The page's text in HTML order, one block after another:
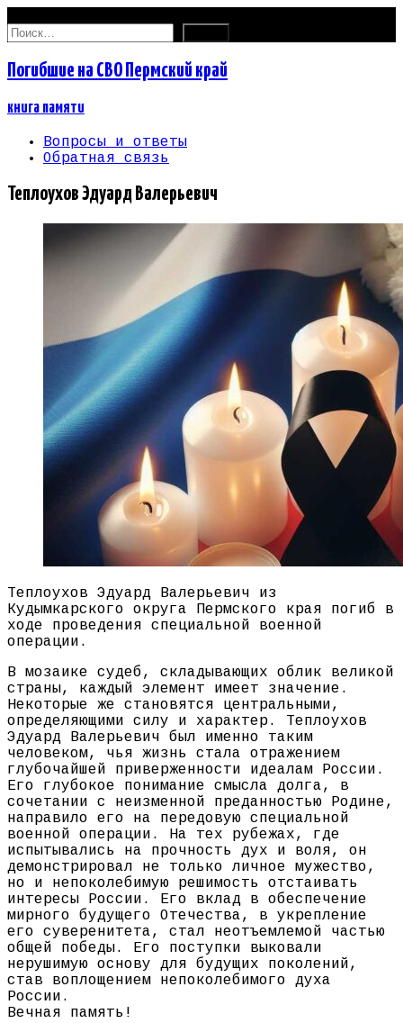
Найти:
Погибшие на СВО Пермский край
книга памяти
Вопросы и ответы
Обратная связь
Теплоухов Эдуард Валерьевич
Теплоухов Эдуард Валерьевич из
Кудымкарского округа Пермского края погиб в
ходе проведения специальной военной
операции.
В мозаике судеб, складывающих облик великой
страны, каждый элемент имеет значение.
Некоторые же становятся центральными,
определяющими силу и характер. Теплоухов
Эдуард Валерьевич был именно таким
человеком, чья жизнь стала отражением
глубочайшей приверженности идеалам России.
Его глубокое понимание смысла долга, в
сочетании с неизменной преданностью Родине,
направило его на передовую специальной
военной операции. На тех рубежах, где
испытывались на прочность дух и воля, он
демонстрировал не только личное мужество,
но и непоколебимую решимость отстаивать
интересы России. Его вклад в обеспечение
мирного будущего Отечества, в укрепление
его суверенитета, стал неотъемлемой частью
общей победы. Его поступки выковали
нерушимую основу для будущих поколений,
став воплощением непоколебимого духа
России.
Вечная память!